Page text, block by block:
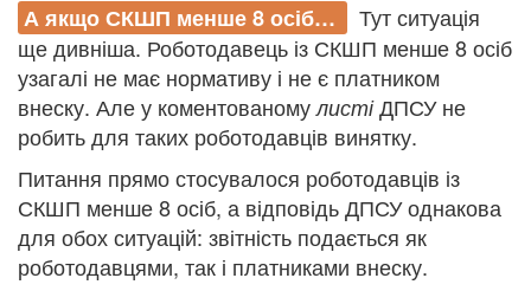
А якщо СКШП менше 8 осіб…
Тут ситуація
ще дивніша. Роботодавець із СКШП менше 8 осіб
узагалі не має нормативу і не є платником
внеску. Але у коментованомулистіДПСУ не
робить для таких роботодавців винятку.
Питання прямо стосувалося роботодавців із
СКШП менше 8 осіб, а відповідь ДПСУ однакова
для обох ситуацій: звітність подається як
роботодавцями, так і платниками внеску.